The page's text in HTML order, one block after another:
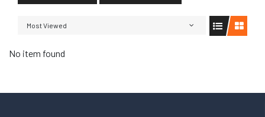
Most Viewed
No item found